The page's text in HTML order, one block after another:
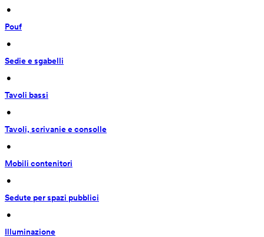
•
Pouf
•
Sedie e sgabelli
•
Tavoli bassi
•
Tavoli, scrivanie e consolle
•
Mobili contenitori
•
Sedute per spazi pubblici
•
Illuminazione